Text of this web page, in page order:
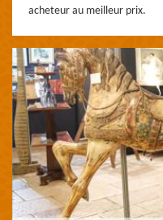
acheteur au meilleur prix.